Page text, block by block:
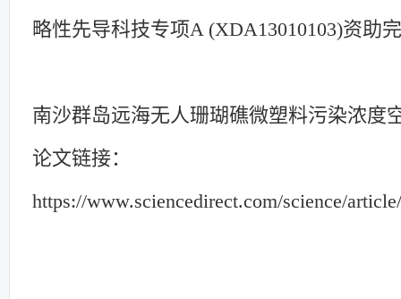
略性先导科技专项A (XDA13010103)资助
南沙群岛远海无人珊瑚礁微塑料污染浓度
论文链接：
https://www.sciencedirect.com/science/